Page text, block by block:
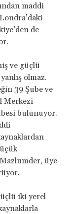
maddi
de
ve güçlü
olmaz.
39 Şube ve
Merkezi
bulunuyor.
üye
iki yerel